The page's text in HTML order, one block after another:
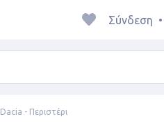
Σύνδεση •
Dacia - Περιστέρι